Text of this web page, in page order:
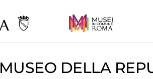
MUSEO DELLA